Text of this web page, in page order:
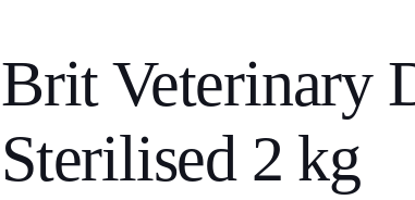
Brit Veterinary
Sterilised 2 kg